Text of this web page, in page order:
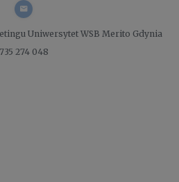
Uniwersytet WSB Merito Gdynia
735 274 048